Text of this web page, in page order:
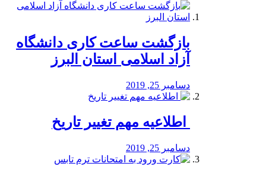
بازگشت ساعت کاری دانشگاه
آزاد اسلامی استان البرز
دسامبر 25, 2019
️ اطلاعیه مهم تغییر تاریخ
دسامبر 25, 2019